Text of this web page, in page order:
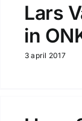
Lars
in
3 april 2017